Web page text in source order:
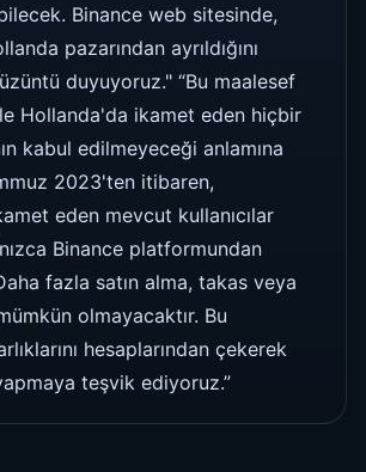
Binance web sitesinde,
pazarından ayrıldığını
duyuyoruz." “Bu maalesef
Hollanda'da ikamet eden hiçbir
kabul edilmeyeceği anlamına
2023'ten itibaren,
eden mevcut kullanıcılar
Binance platformundan
fazla satın alma, takas veya
olmayacaktır. Bu
hesaplarından çekerek
teşvik ediyoruz.”